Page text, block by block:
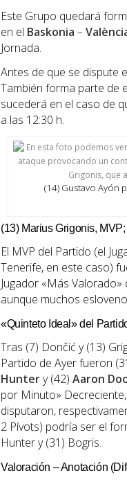
Este Grupo quedará
en el Baskonia –
Jornada.
Antes de que se dispute
También forma parte de
sucederá en el caso de
a las 12:30 h.
(14) Gustavo Ayón
(13) Marius Grigonis,
El MVP del Partido (el
Tenerife, en este caso)
Jugador «Más
aunque muchos
«Quinteto Ideal» del
Tras (7) Dončić y (13)
Partido de Ayer fueron
Huntery (42) Aaron
por Minuto»
disputaron,
2 Pívots) podría ser el
Hunter y (31) Bogris.
Valoración – Anotación